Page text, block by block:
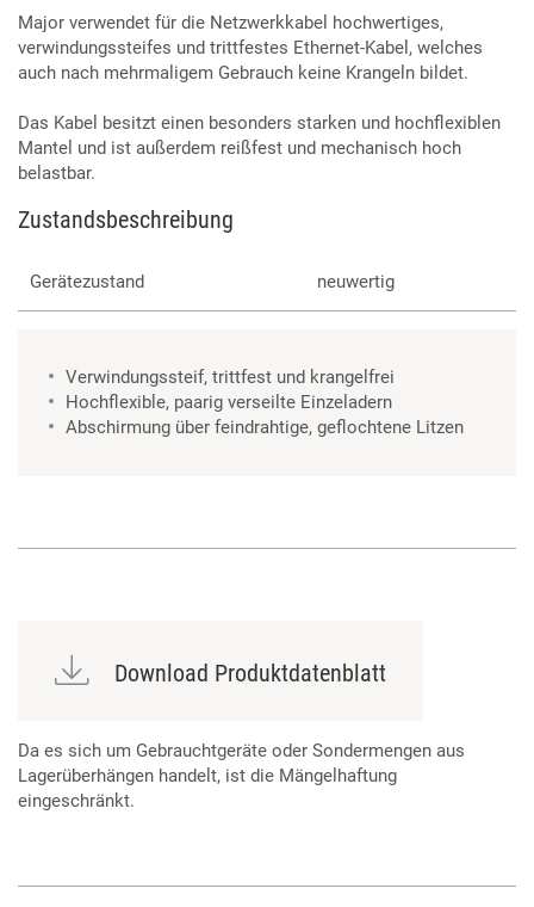
Major verwendet für die Netzwerkkabel hochwertiges,
verwindungssteifes und trittfestes Ethernet-Kabel, welches
auch nach mehrmaligem Gebrauch keine Krangeln bildet.
Das Kabel besitzt einen besonders starken und hochflexiblen
Mantel und ist außerdem reißfest und mechanisch hoch
belastbar.
Zustandsbeschreibung
Gerätezustand neuwertig
Verwindungssteif, trittfest und krangelfrei
Hochflexible, paarig verseilte Einzeladern
Abschirmung über feindrahtige, geflochtene Litzen
Download Produktdatenblatt
Da es sich um Gebrauchtgeräte oder Sondermengen aus
Lagerüberhängen handelt, ist die Mängelhaftung
eingeschränkt.